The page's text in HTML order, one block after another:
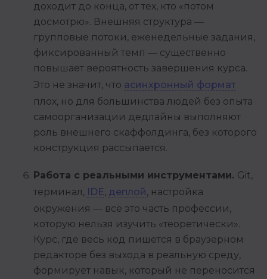
доходит до конца, от тех, кто «потом
досмотрю». Внешняя структура —
групповые потоки, еженедельные задания,
фиксированный темп — существенно
повышает вероятность завершения курса.
Это не значит, что асинхронный формат
плох, но для большинства людей без опыта
самоорганизации дедлайны выполняют
роль внешнего скаффолдинга, без которого
конструкция рассыпается.
Работа с реальными инструментами. Git,
терминал,
IDE, деплой, настройка
окружения — всё это часть профессии,
которую нельзя изучить «теоретически».
Курс, где весь код пишется в браузерном
редакторе без выхода в реальную среду,
формирует навык, который не переносится